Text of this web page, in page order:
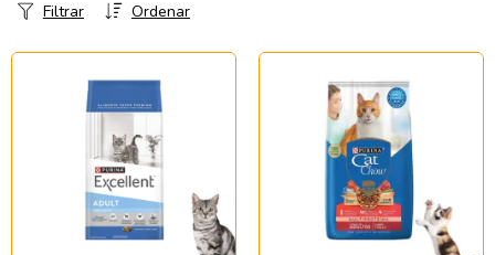
Ordenar
Filtrar